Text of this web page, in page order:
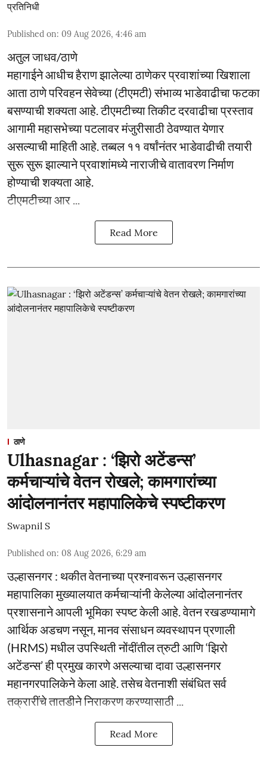
प्रतिनिधी
Published on: 09 Aug 2026, 4:46 am
अतुल जाधव/ठाणे
महागाईने आधीच हैराण झालेल्या ठाणेकर प्रवाशांच्या खिशाला
आता ठाणे परिवहन सेवेच्या (टीएमटी) संभाव्य भाडेवाढीचा फटका
बसण्याची शक्यता आहे. टीएमटीच्या तिकीट दरवाढीचा प्रस्ताव
आगामी महासभेच्या पटलावर मंजुरीसाठी ठेवण्यात येणार
असल्याची माहिती आहे. तब्बल ११ वर्षांनंतर भाडेवाढीची तयारी
सुरू सुरू झाल्याने प्रवाशांमध्ये नाराजीचे वातावरण निर्माण
होण्याची शक्यता आहे.
टीएमटीच्या आर ...
Read More
ठाणे
Ulhasnagar : ‘झिरो अटेंडन्स’
कर्मचाऱ्यांचे वेतन रोखले; कामगारांच्या
आंदोलनानंतर महापालिकेचे स्पष्टीकरण
Swapnil S
Published on: 08 Aug 2026, 6:29 am
उल्हासनगर : थकीत वेतनाच्या प्रश्नावरून उल्हासनगर
महापालिका मुख्यालयात कर्मचाऱ्यांनी केलेल्या आंदोलनानंतर
प्रशासनाने आपली भूमिका स्पष्ट केली आहे. वेतन रखडण्यामागे
आर्थिक अडचण नसून, मानव संसाधन व्यवस्थापन प्रणाली
(HRMS) मधील उपस्थिती नोंदींतील त्रुटी आणि ‘झिरो
अटेंडन्स’ ही प्रमुख कारणे असल्याचा दावा उल्हासनगर
महानगरपालिकेने केला आहे. तसेच वेतनाशी संबंधित सर्व
तक्रारींचे तातडीने निराकरण करण्यासाठी ...
Read More